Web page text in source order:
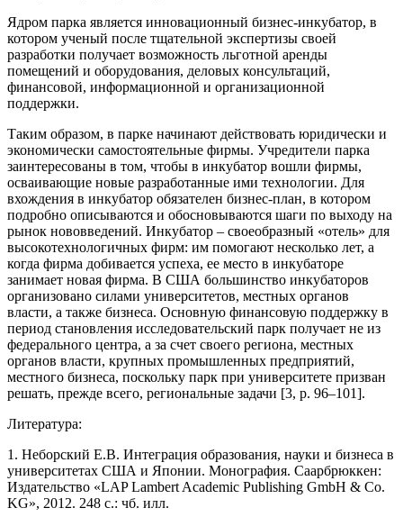
Ядром парка является инновационный бизнес-инкубатор, в
котором ученый после тщательной экспертизы своей
разработки получает возможность льготной аренды
помещений и оборудования, деловых консультаций,
финансовой, информационной и организационной
поддержки.
Таким образом, в парке начинают действовать юридически и
экономически самостоятельные фирмы. Учредители парка
заинтересованы в том, чтобы в инкубатор вошли фирмы,
осваивающие новые разработанные ими технологии. Для
вхождения в инкубатор обязателен бизнес-план, в котором
подробно описываются и обосновываются шаги по выходу на
рынок нововведений. Инкубатор – своеобразный «отель» для
высокотехнологичных фирм: им помогают несколько лет, а
когда фирма добивается успеха, ее место в инкубаторе
занимает новая фирма. В США большинство инкубаторов
организовано силами университетов, местных органов
власти, а также бизнеса. Основную финансовую поддержку в
период становления исследовательский парк получает не из
федерального центра, а за счет своего региона, местных
органов власти, крупных промышленных предприятий,
местного бизнеса, поскольку парк при университете призван
решать, прежде всего, региональные задачи [3, p. 96–101].
Литература:
1. Неборский Е.В. Интеграция образования, науки и бизнеса в
университетах США и Японии. Монография. Саарбрюккен:
Издательство «LAP Lambert Academic Publishing GmbH & Co.
KG», 2012. 248 с.: чб. илл.